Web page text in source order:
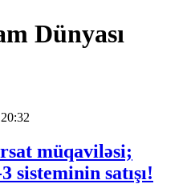
Dünyası
müqaviləsi;
satışı!